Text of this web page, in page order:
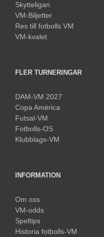
Skytteligan
VM-Biljetter
Res till fotbolls VM
VM-kvalet
FLER TURNERINGAR
DAM-VM 2027
Copa América
Futsal-VM
Fotbolls-OS
Klubblags-VM
INFORMATION
Om oss
VM-odds
Speltips
Historia fotbolls-VM